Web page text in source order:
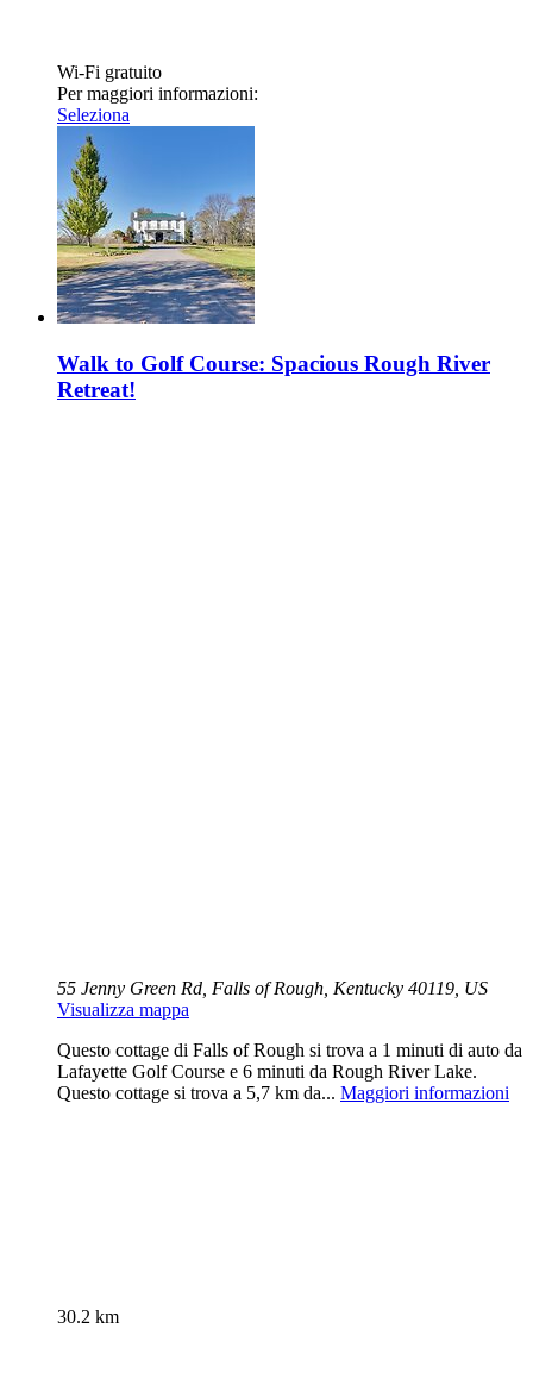
Wi-Fi gratuito
Per maggiori informazioni:
Seleziona
Walk to Golf Course: Spacious Rough River
Retreat!
55 Jenny Green Rd, Falls of Rough, Kentucky 40119, US
Visualizza mappa
Questo cottage di Falls of Rough si trova a 1 minuti di auto da
Lafayette Golf Course e 6 minuti da Rough River Lake.
Questo cottage si trova a 5,7 km da... Maggiori informazioni
30.2 km